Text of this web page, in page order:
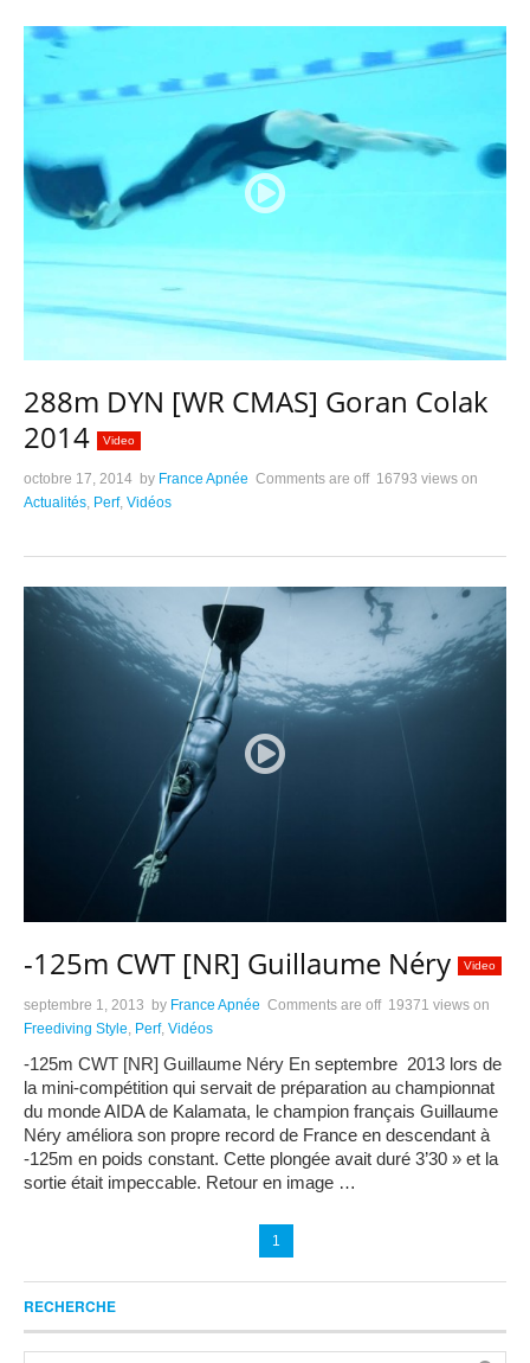
288m DYN [WR CMAS] Goran Colak
2014
Video
octobre 17, 2014 by France Apnée Comments are off 16793 views on
Actualités, Perf, Vidéos
-125m CWT [NR] Guillaume Néry Video
septembre 1, 2013 by France Apnée Comments are off 19371 views on
Freediving Style Perf, Vidéos
-125m CWT [NR] Guillaume Néry En septembre 2013 lors de
la mini-compétition qui servait de préparation au championnat
du monde AIDA de Kalamata, le champion français Guillaume
Néry améliora son propre record de France en descendant à
-125m en poids constant. Cette plongée avait duré 3’30 » et la
sortie était impeccable. Retour en image …
1
RECHERCHE